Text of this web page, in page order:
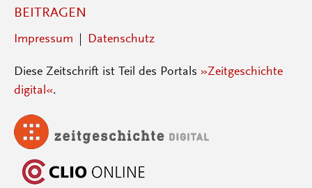
BEITRAGEN
Impressum Datenschutz
Diese Zeitschrift ist Teil des Portals »Zeitgeschichte
digital«.